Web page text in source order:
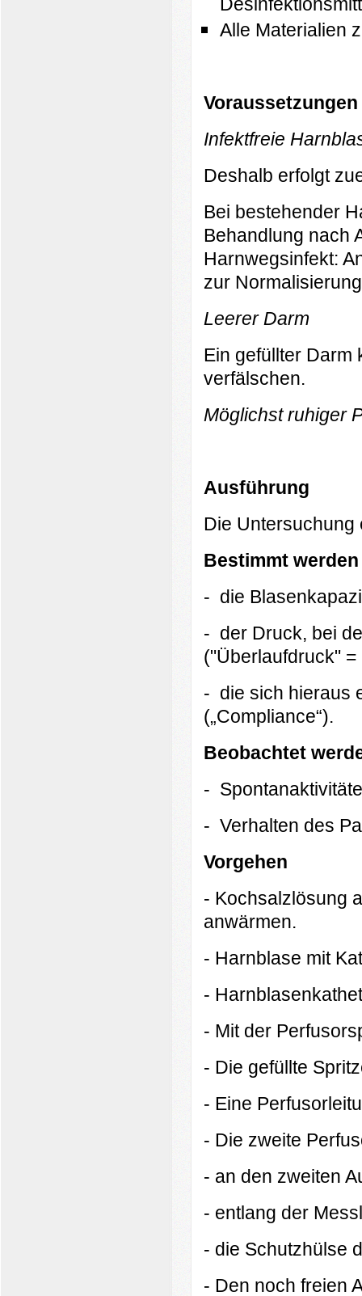
Alle Materialien
Infektfreie
Deshalb erfolgt
Bei bestehender
Behandlung nach
Harnwegsinfekt:
zur
Leerer Darm
Ein gefüllter Darm
verfälschen.
Möglichst ruhiger
Ausführung
Die Untersuchung
Bestimmt werden
- die
- der Druck, bei
("Überlaufdruck"
- die sich hieraus
(„Compliance“).
Beobachtet
-
- Verhalten des
Vorgehen
- Kochsalzlösung
anwärmen.
- Harnblase mit
-
- Mit der
- Die gefüllte
- Eine
- Die zweite
- an den zweiten
- entlang der
- die Schutzhülse
- Den noch freien